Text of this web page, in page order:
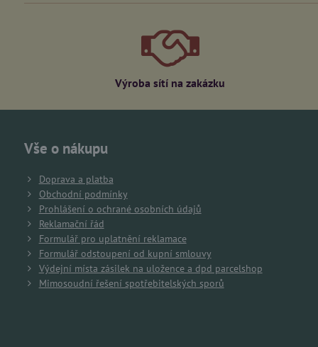
Výroba sítí na zakázku
Vše o nákupu
Doprava a platba
Obchodní podmínky
Prohlášení o ochrané osobních údajů
Reklamační řád
Formulář pro uplatnění reklamace
Formulář odstoupení od kupní smlouvy
Výdejní místa zásilek na uložence a dpd parcelshop
Mimosoudní řešení spotřebitelských sporů